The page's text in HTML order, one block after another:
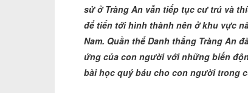
sử ở Tràng An vẫn tiếp tục cư trú và
để tiến tới hình thành nên ở khu vực
Nam. Quần thể Danh thắng Tràng An
ứng của con người với những biến
bài học quý báu cho con người trong